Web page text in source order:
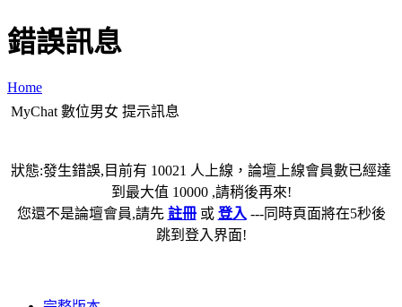
錯誤訊息
Home
MyChat 數位男女 提示訊息
狀態:發生錯誤,目前有 10021 人上線，論壇上線會員數已經達
到最大值 10000 ,請稍後再來!
您還不是論壇會員,請先 註冊或 登入 ---同時頁面將在5秒後
跳到登入界面!